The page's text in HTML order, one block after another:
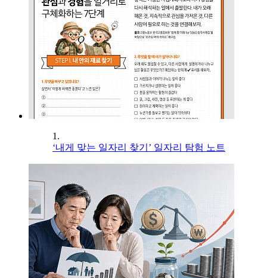
1.
‘내게 맞는 일자리 찾기’ 일자리 탐험 노트